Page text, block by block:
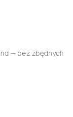
— bez zbędnych